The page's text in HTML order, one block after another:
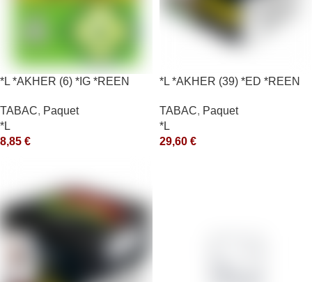
*L *AKHER (6) *IG *REEN
TABAC, Paquet
*L
8,85 €
*L *AKHER (39) *ED *REEN
TABAC, Paquet
*L
29,60 €